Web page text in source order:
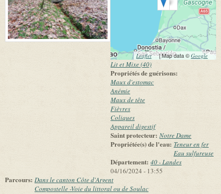
Leaflet(link is external)
| Map data © Google (link
Lit et Mixe (40)
Propriétés de guérisons:
Maux d'estomac
Anémie
Maux de tête
Fièvres
Coliques
Appareil digestif
Saint protecteur: Notre Dame
Propriétée(s) de l'eau: Teneur en fer
Eau sulfureuse
Département: 40 - Landes
04/16/2024 - 13:55
Parcours: Dans le canton Côte d'Argent
Compostelle -Voie du littoral ou de Soulac